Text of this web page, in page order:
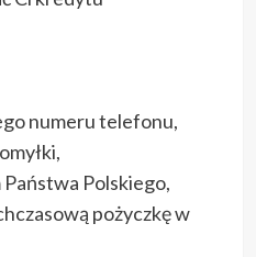
numeru telefonu,
Polskiego,
pożyczkę w